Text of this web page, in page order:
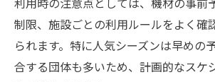
制限、施設ごとの利用ルールをよく確
られます。特に人気シーズンは早めの
合する団体も多いため、計画的なスケ